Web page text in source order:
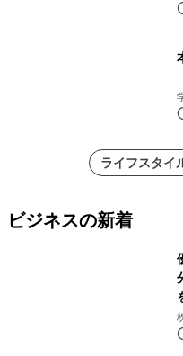
ライフスタイ
ビジネスの新着